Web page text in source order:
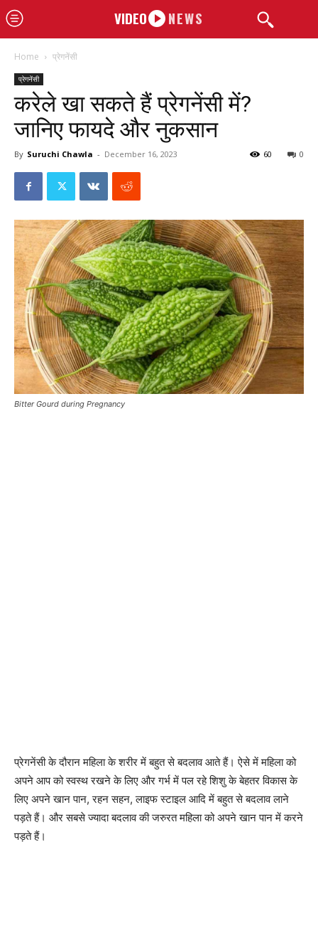
VIDEO NEWS
Home प्रेगनेंसी
प्रेगनेंसी
करेले खा सकते हैं प्रेगनेंसी में?
जानिए फायदे और नुकसान
By Suruchi Chawla - December 16, 2023 0
60
Bitter Gourd during Pregnancy
प्रेगनेंसी के दौरान महिला के शरीर में बहुत से बदलाव आते हैं। ऐसे में महिला को
अपने आप को स्वस्थ रखने के लिए और गर्भ में पल रहे शिशु के बेहतर विकास के
लिए अपने खान पान, रहन सहन, लाइफ स्टाइल आदि में बहुत से बदलाव लाने
पड़ते हैं। और सबसे ज्यादा बदलाव की जरुरत महिला को अपने खान पान में करने
पड़ते हैं।